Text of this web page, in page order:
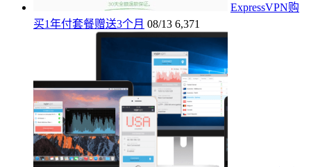
ExpressVPN购
买1年付套餐赠送3个月 08/13 6,371